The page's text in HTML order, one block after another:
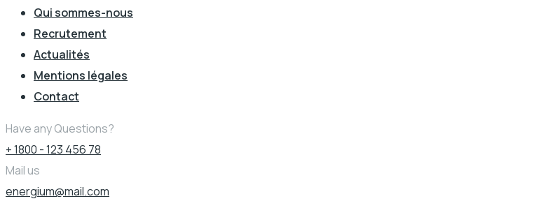
Qui sommes-nous
Recrutement
Actualités
Mentions légales
Contact
Have any Questions?
+ 1800 - 123 456 78
Mail us
energium@mail.com